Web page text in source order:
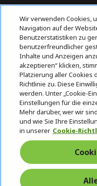
Wir verwenden Cookies,
Navigation auf der
Benutzerstatistiken zu
benutzerfreundlicher
Inhalte und Anzeigen
akzeptieren“ klicken,
Platzierung aller Cookies
Richtlinie zu. Diese
werden. Unter „Cookie-
Einstellungen für die
Mehr darüber, wer wir
und wie Sie Ihre
in unserer Cookie-